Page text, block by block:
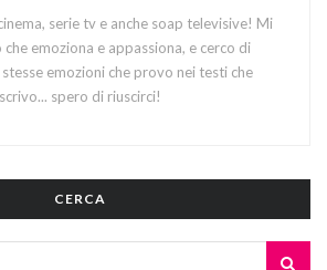
serie tv e anche soap televisive! Mi
emoziona e appassiona, e cerco di
emozioni che provo nei testi che
scrivo... spero di riuscirci!
CERCA